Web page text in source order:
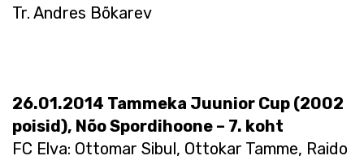
Tr. Andres Bõkarev
26.01.2014 Tammeka Juunior Cup (2002
poisid), Nõo Spordihoone – 7. koht
FC Elva: Ottomar Sibul, Ottokar Tamme, Raido